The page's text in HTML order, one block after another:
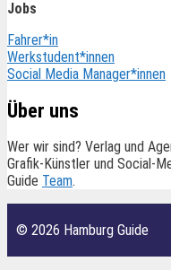
Jobs
Fahrer*in
Werkstudent*innen
Social Media Manager*innen
Über uns
Wer wir sind? Verlag und
Grafik-Künstler und Social-
Guide Team.
© 2026 Hamburg Guide